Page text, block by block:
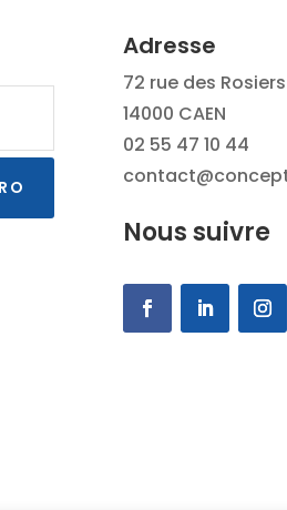
Adresse
72 rue des Rosiers
14000 CAEN
02 55 47 10 44
Nous suivre